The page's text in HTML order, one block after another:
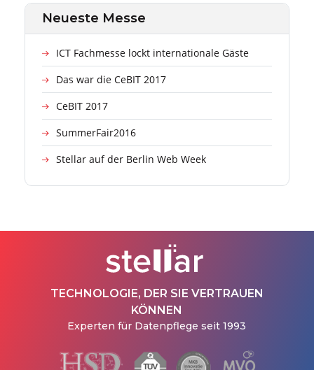
Neueste Messe
ICT Fachmesse lockt internationale Gäste
Das war die CeBIT 2017
CeBIT 2017
SummerFair2016
Stellar auf der Berlin Web Week
TECHNOLOGIE, DER SIE VERTRAUEN
KÖNNEN
Experten für Datenpflege seit 1993